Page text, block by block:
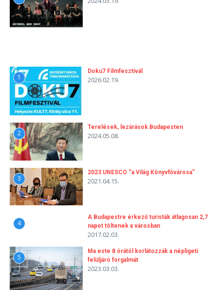
1
Doku7 Filmfesztivál
2026.02.19.
2
Terelések, lezárások Budapesten
2024.05.08.
3
2023 UNESCO “a Világ Könyvfővárosa”
2021.04.15.
4
A Budapestre érkező turisták átlagosan 2,7
napot töltenek a városban
2017.02.03.
5
Ma este 8 órától korlátozzák a népligeti
felüljáró forgalmát
2023.03.03.